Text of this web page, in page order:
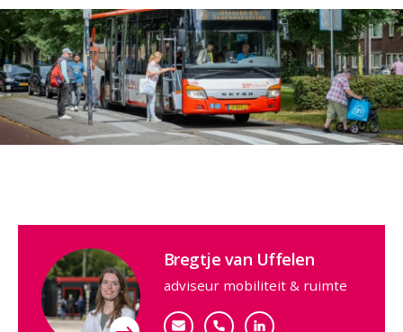
Bregtje van Uffelen
adviseur mobiliteit & ruimte